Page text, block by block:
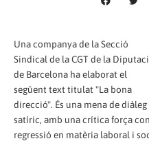
Una companya de la Secció
Sindical de la CGT de la
de Barcelona ha elaborat el
següent text titulat "La bona
direcció". És una mena de diàleg
satíric, amb una crítica força
regressió en matèria laboral i